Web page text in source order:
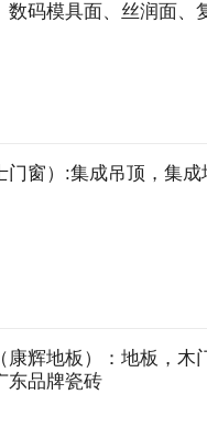
码模具面、丝润面
窗）:集成吊顶，集
辉地板）：地板，
东品牌瓷砖